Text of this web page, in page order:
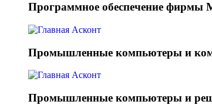
Программное обеспечение фирмы
Промышленные компьютеры и
Промышленные компьютеры и